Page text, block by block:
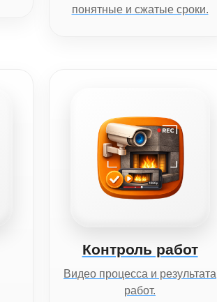
понятные и сжатые сроки.
Контроль работ
Видео процесса и результата
работ.